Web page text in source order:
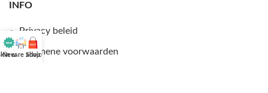
INFO
Privacy beleid
Algemene voorwaarden
Newcare advice
Shop